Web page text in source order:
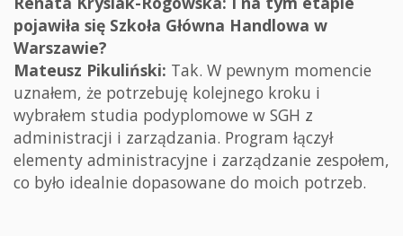
pojawiła się Szkoła Główna Handlowa w
Warszawie?
Mateusz Pikuliński: Tak. W pewnym momencie
uznałem, że potrzebuję kolejnego kroku i
wybrałem studia podyplomowe w SGH z
administracji i zarządzania. Program łączył
elementy administracyjne i zarządzanie zespołem,
co było idealnie dopasowane do moich potrzeb.